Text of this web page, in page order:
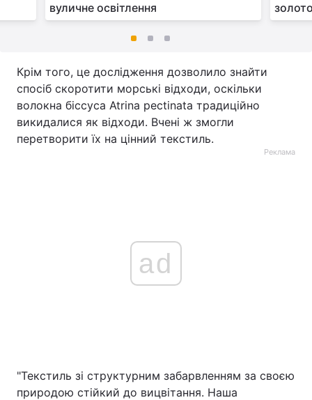
вуличне освітлення
Крім того, це дослідження дозволило знайти
спосіб скоротити морські відходи, оскільки
волокна біссуса Atrina pectinata традиційно
викидалися як відходи. Вчені ж змогли
перетворити їх на цінний текстиль.
Реклама
ad
"Текстиль зі структурним забарвленням за своєю
природою стійкий до вицвітання. Наша